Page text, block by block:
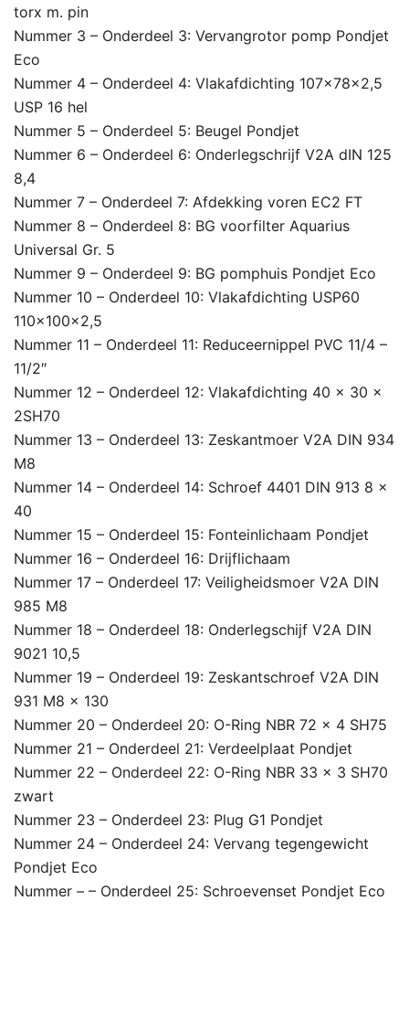
torx m. pin
Nummer 3 – Onderdeel 3: Vervangrotor pomp Pondjet
Eco
Nummer 4 – Onderdeel 4: Vlakafdichting 107x78x2,5
USP 16 hel
Nummer 5 – Onderdeel 5: Beugel Pondjet
Nummer 6 – Onderdeel 6: Onderlegschrijf V2A dIN 125
8,4
Nummer 7 – Onderdeel 7: Afdekking voren EC2 FT
Nummer 8 – Onderdeel 8: BG voorfilter Aquarius
Universal Gr. 5
Nummer 9 – Onderdeel 9: BG pomphuis Pondjet Eco
Nummer 10 – Onderdeel 10: Vlakafdichting USP60
110x100x2,5
Nummer 11 – Onderdeel 11: Reduceernippel PVC 11/4 –
11/2″
Nummer 12 – Onderdeel 12: Vlakafdichting 40 x 30 x
2SH70
Nummer 13 – Onderdeel 13: Zeskantmoer V2A DIN 934
M8
Nummer 14 – Onderdeel 14: Schroef 4401 DIN 913 8 x
40
Nummer 15 – Onderdeel 15: Fonteinlichaam Pondjet
Nummer 16 – Onderdeel 16: Drijflichaam
Nummer 17 – Onderdeel 17: Veiligheidsmoer V2A DIN
985 M8
Nummer 18 – Onderdeel 18: Onderlegschijf V2A DIN
9021 10,5
Nummer 19 – Onderdeel 19: Zeskantschroef V2A DIN
931 M8 x 130
Nummer 20 – Onderdeel 20: O-Ring NBR 72 x 4 SH75
Nummer 21 – Onderdeel 21: Verdeelplaat Pondjet
Nummer 22 – Onderdeel 22: O-Ring NBR 33 x 3 SH70
zwart
Nummer 23 – Onderdeel 23: Plug G1 Pondjet
Nummer 24 – Onderdeel 24: Vervang tegengewicht
Pondjet Eco
Nummer – – Onderdeel 25: Schroevenset Pondjet Eco